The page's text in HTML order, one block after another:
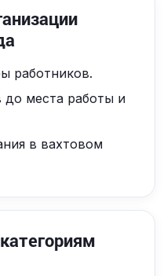
работников.
до места работы и
в вахтовом